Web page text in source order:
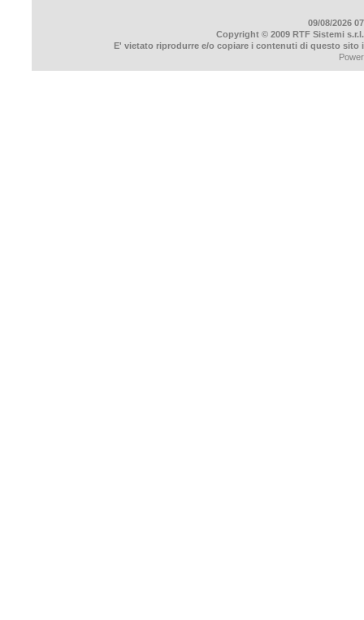
09/08/2026
Copyright © 2009 RTF Sistemi
E' vietato riprodurre e/o copiare i contenuti di questo